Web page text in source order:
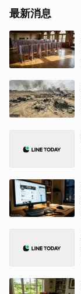
最新消息